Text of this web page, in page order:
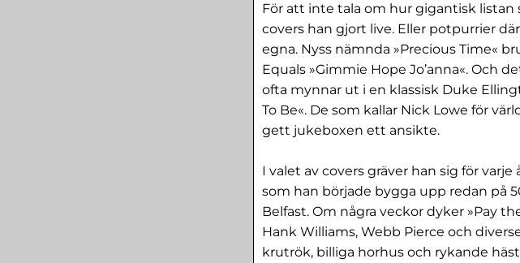
För att inte tala om hur gigantisk
covers han gjort live. Eller potpurrier
egna. Nyss nämnda »Precious Time«
Equals »Gimmie Hope Jo’anna«. Och
ofta mynnar ut i en klassisk Duke
To Be«. De som kallar Nick Lowe för
gett jukeboxen ett ansikte.
I valet av covers gräver han sig för
som han började bygga upp redan på
Belfast. Om några veckor dyker »Pay
Hank Williams, Webb Pierce och
krutrök, billiga horhus och rykande